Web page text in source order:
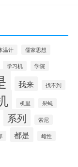
温计 儒家思想
学习机 学院
我来 找不到
机里 果蝇
系列 索尼
都是 雌性